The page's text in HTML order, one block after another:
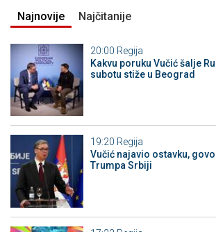
Najnovije Najčitanije
20:00 Regija
Kakvu poruku Vučić šalje
subotu stiže u Beograd
19:20 Regija
Vučić najavio ostavku,
Trumpa Srbiji